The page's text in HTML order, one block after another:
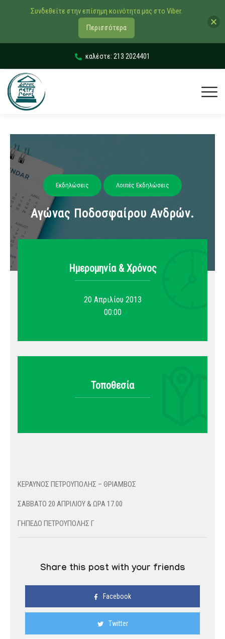
καλέστε: 213 2024401
Εκδηλώσεις Λοιπές Εκδηλώσεις
Αγώνας Ποδοσφαίρου Ανδρών.
Ημερομηνία & Xρόνος
20 Απριλίου 2013
00:00
Τοποθεσία
ΚΕΡΑΥΝΟΣ ΠΕΤΡΟΥΠΟΛΗΣ – ΘΡΙΑΜΒΟΣ
ΣΑΒΒΑΤΟ 20 ΑΠΡΙΛΙΟΥ & ΩΡΑ 17.00
ΓΗΠΕΔΟ ΠΕΤΡΟΥΠΟΛΗΣ Γ
Share this post with your friends
Facebook
Twitter
Συνδεθείτε στην επίσημη κοινότητα μας στο Viber.
Περισσότερα